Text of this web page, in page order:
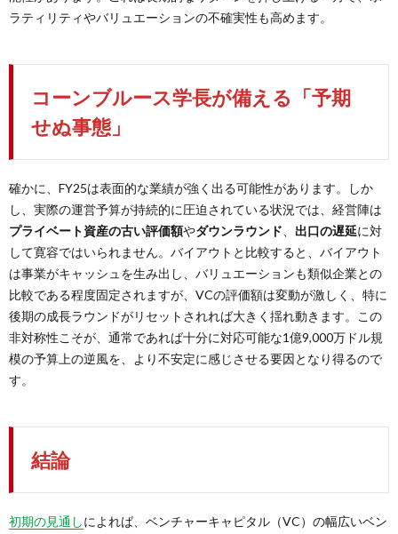
ラティリティやバリュエーションの不確実性も高めます。
コーンブルース学長が備える「予期
せぬ事態」
確かに、FY25は表面的な業績が強く出る可能性があります。しか
し、実際の運営予算が持続的に圧迫されている状況では、経営陣は
プライベート資産の古い評価額やダウンラウンド 出口の遅延に対
して寛容ではいられません。バイアウトと比較すると、バイアウト
は事業がキャッシュを生み出し、バリュエーションも類似企業との
比較である程度固定されますが、VCの評価額は変動が激しく、特に
後期の成長ラウンドがリセットされれば大きく揺れ動きます。この
非対称性こそが、通常であれば十分に対応可能な1億9,000万ドル規
模の予算上の逆風を、より不安定に感じさせる要因となり得るので
す。
結論
初期の見通しによれば、ベンチャーキャピタル（VC）の幅広いベン